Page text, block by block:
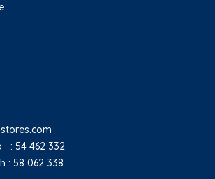
: 54 462 332
: 58 062 338